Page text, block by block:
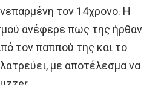
τον 14χρονο. Η
ανέφερε πως της ήρθαν
τον παππού της και το
με αποτέλεσμα να